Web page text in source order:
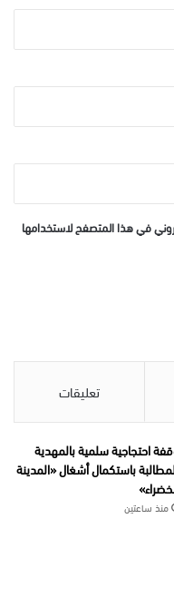
في هذا المتصفح لاستخدامها
تعليقات
احتجاجية سلمية بالمهدية
باستكمال أشغال «المدينة
منذ ساعتين